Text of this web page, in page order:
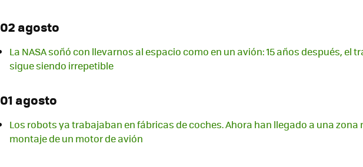
02 agosto
La NASA soñó con llevarnos al espacio como en un avión: 15 años después, el
sigue siendo irrepetible
01 agosto
Los robots ya trabajaban en fábricas de coches. Ahora han llegado a una zona
montaje de un motor de avión